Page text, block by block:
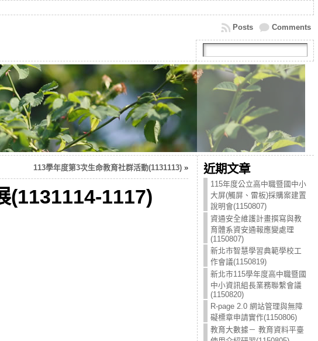
Comments
Posts
113學年度第3次生命教育社群活動(1131113)»
(1131114-1117)
近期文章
115年度公立高中職暨國中小
大屏(觸屏、雷板)採購案建置
說明會(1150807)
資通安全維護計畫撰寫與教
育體系資安通報應變處理
(1150807)
新北市智慧學習典範學校工
作會議(1150819)
新北市115學年度高中職暨國
中小資訊組長業務聯繫會議
(1150820)
R-page 2.0 網站管理與無障
礙標章申請實作(1150806)
教育大數據－ 教育資料平臺